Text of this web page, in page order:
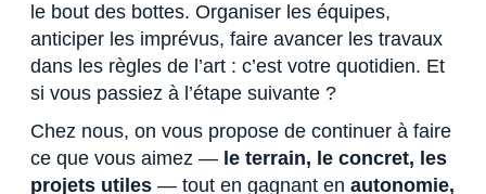
le bout des bottes. Organiser les équipes,
anticiper les imprévus, faire avancer les travaux
dans les règles de l’art : c’est votre quotidien. Et
si vous passiez à l’étape suivante ?
Chez nous, on vous propose de continuer à faire
ce que vous aimez — le terrain, le concret, les
projets utiles — tout en gagnant en autonomie,